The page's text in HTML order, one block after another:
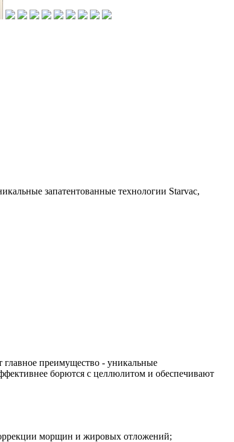
запатентованные технологии Starvac,
главное преимущество - уникальные
борются с целлюлитом и обеспечивают
морщин и жировых отложений;